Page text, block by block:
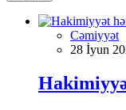
Cəmiyyət
28 İyun